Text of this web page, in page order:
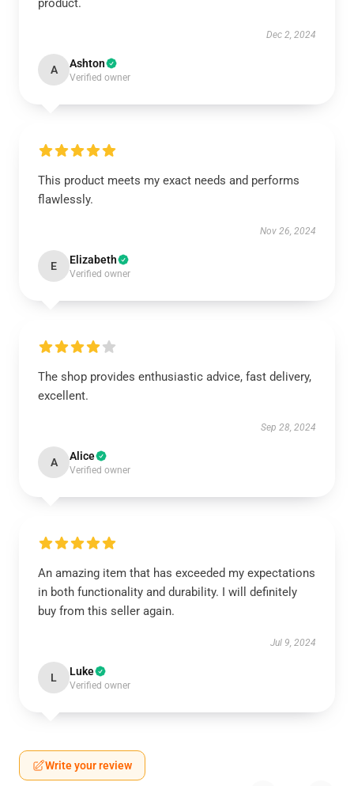
product.
Dec 2, 2024
A Ashton
Verified owner
This product meets my exact needs and performs
flawlessly.
Nov 26, 2024
E Elizabeth
Verified owner
The shop provides enthusiastic advice, fast delivery,
excellent.
Sep 28, 2024
A Alice
Verified owner
An amazing item that has exceeded my expectations
in both functionality and durability. I will definitely
buy from this seller again.
Jul 9, 2024
L Luke
Verified owner
Write your review